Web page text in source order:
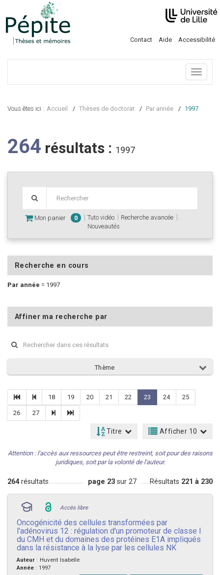
Contact Aide Accessibilité
Menu
Vous êtes ici : Accueil Thèses de doctorat Par année 1997
264 résultats : 1997
Mon panier 0 Tuto vidéo
Recherche avancée
Nouveautés
Recherche en cours
Par année = 1997
Affiner ma recherche par
Thème
18 19 20 21 22 23 24 25
26 27
Titre Afficher 10
Attention : l'accès aux ressources peut être restreint, soit pour des raisons
juridiques, soit par la volonté de l'auteur.
264résultats page 23 sur 27 Résultats 221 à 230
Accès libre
Oncogénicité des cellules transformées par
l'adénovirus 12 : régulation d'un promoteur de classe I
du CMH et du domaines des protéines E1A impliqués
dans la résistance à la lyse par les cellules NK
Auteur : Huvent Isabelle
Année : 1997